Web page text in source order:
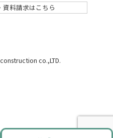
資料請求はこちら
co.,LTD.